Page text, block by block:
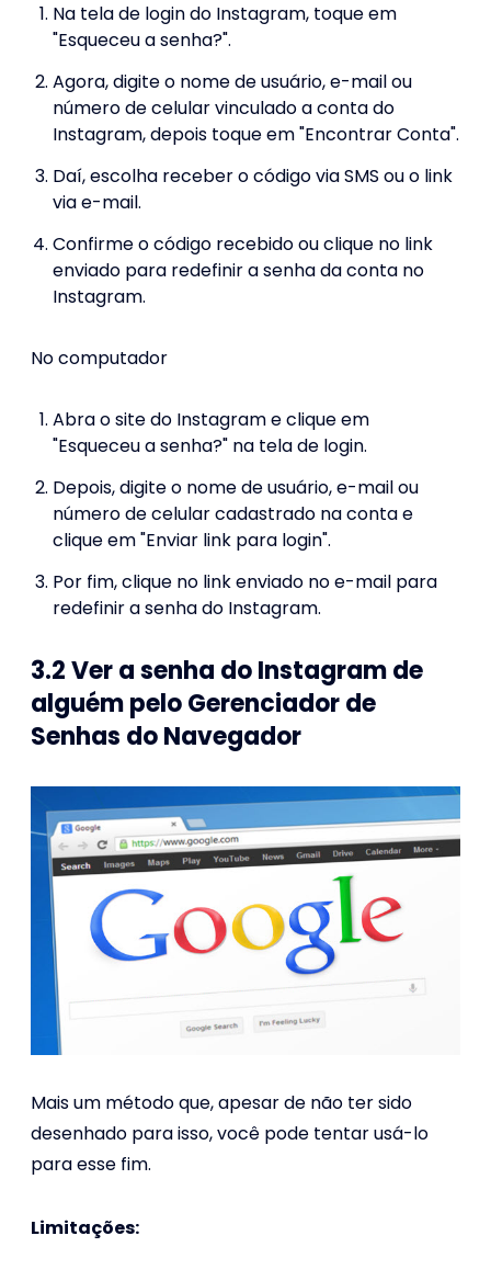
Na tela de login do Instagram, toque em
"Esqueceu a senha?".
Agora, digite o nome de usuário, e-mail ou
número de celular vinculado a conta do
Instagram, depois toque em "Encontrar Conta".
Daí, escolha receber o código via SMS ou o link
via e-mail.
Confirme o código recebido ou clique no link
enviado para redefinir a senha da conta no
Instagram.
No computador
Abra o site do Instagram e clique em
"Esqueceu a senha?" na tela de login.
Depois, digite o nome de usuário, e-mail ou
número de celular cadastrado na conta e
clique em "Enviar link para login".
Por fim, clique no link enviado no e-mail para
redefinir a senha do Instagram.
3.2 Ver a senha do Instagram de
alguém pelo Gerenciador de
Senhas do Navegador
Mais um método que, apesar de não ter sido
desenhado para isso, você pode tentar usá-lo
para esse fim.
Limitações: